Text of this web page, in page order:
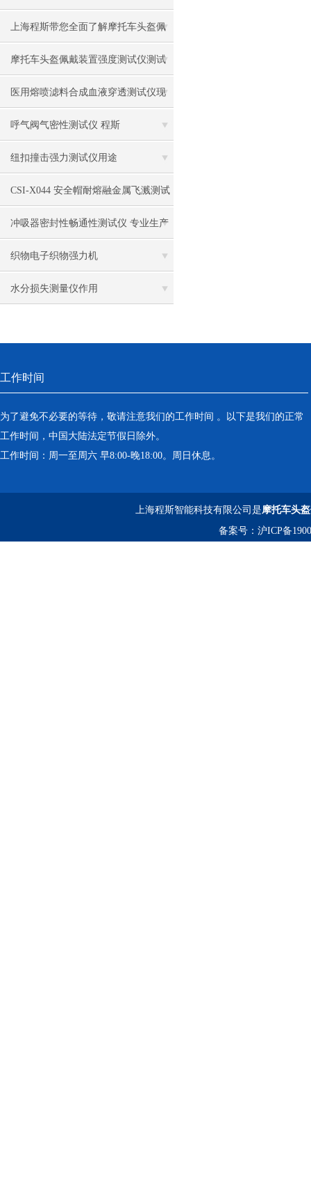
电热恒温油浴锅
多管漩涡混匀仪
干燥箱 自然对流
高温鼓风干燥箱
恒温金属浴
恒温振荡器
精密鼓风干燥箱
精密恒温水槽
离心机
循环水槽
微孔板孵育器
药品稳定性试验箱
试仪
上海程斯带您全面了解摩托车头盔佩
戴装置强度测试仪
摩托车头盔佩戴装置强度测试仪测试
标准分解
医用熔喷滤料合成血液穿透测试仪现
货
呼气阀气密性测试仪 程斯
纽扣撞击强力测试仪用途
CSI-X044 安全帽耐熔融金属飞溅测试
仪 采样快速稳定
冲吸器密封性畅通性测试仪 专业生产
织物电子织物强力机
水分损失测量仪作用
工作时间
为了避免不必要的等待，敬请注意我们的工作时间 。以下是我们的正常
工作时间，中国大陆法定节假日除外。
工作时间：周一至周六 早8:00-晚18:00。周日休息。
上海程斯智能科技有限公司是摩托车头
备案号： 沪ICP备